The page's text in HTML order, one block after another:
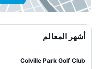
أشهر المعالم
Colville Park Golf Club